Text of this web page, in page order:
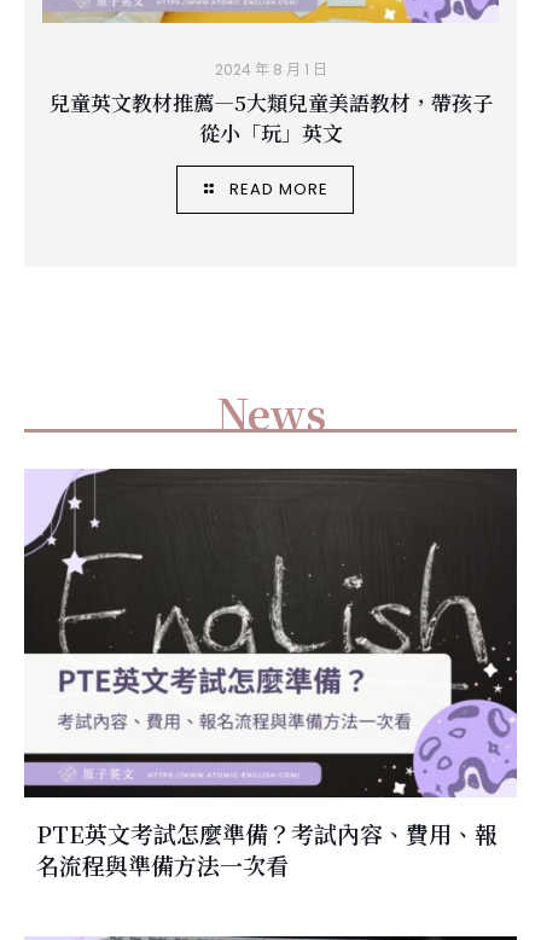
2024 年 8 月 1 日
兒童英文教材推薦—5大類兒童美語教材，帶孩子
從小「玩」英文
READ MORE
News
PTE英文考試怎麼準備？考試內容、費用、報
名流程與準備方法一次看